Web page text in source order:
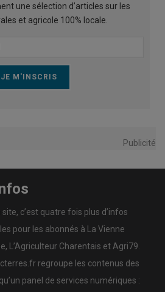
une sélection d’articles sur les
et agricole 100% locale.
Publicité
c’est quatre fois plus d’infos
pour les abonnés à La Vienne
L’Agriculteur Charentais et Agri79.
regroupe les contenus des
panel de services numériques :